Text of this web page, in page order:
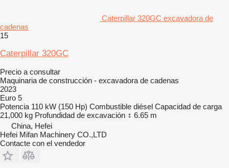
Caterpillar 320GC excavadora de
cadenas
15
Caterpillar 320GC
Precio a consultar
Maquinaria de construcción - excavadora de cadenas
2023
Euro 5
Potencia 110 kW (150 Hp) Combustible diésel Capacidad de carga
21,000 kg Profundidad de excavación
6.65 m
China, Hefei
Hefei Mifan Machinery CO.,LTD
Contacte con el vendedor